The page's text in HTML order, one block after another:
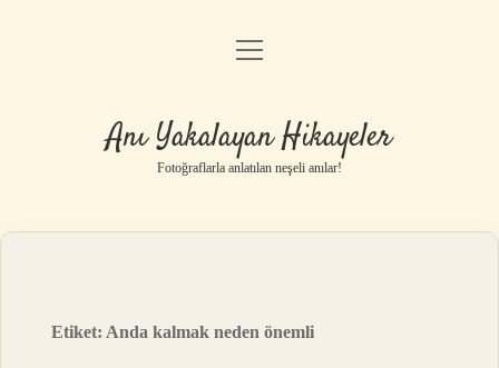
Anasayfa
Yasal Uyarı
menüyü
Anı Yakalayan Hikayeler
Fotoğraflarla anlatılan neşeli anılar!
Etiket: Anda kalmak neden önemli